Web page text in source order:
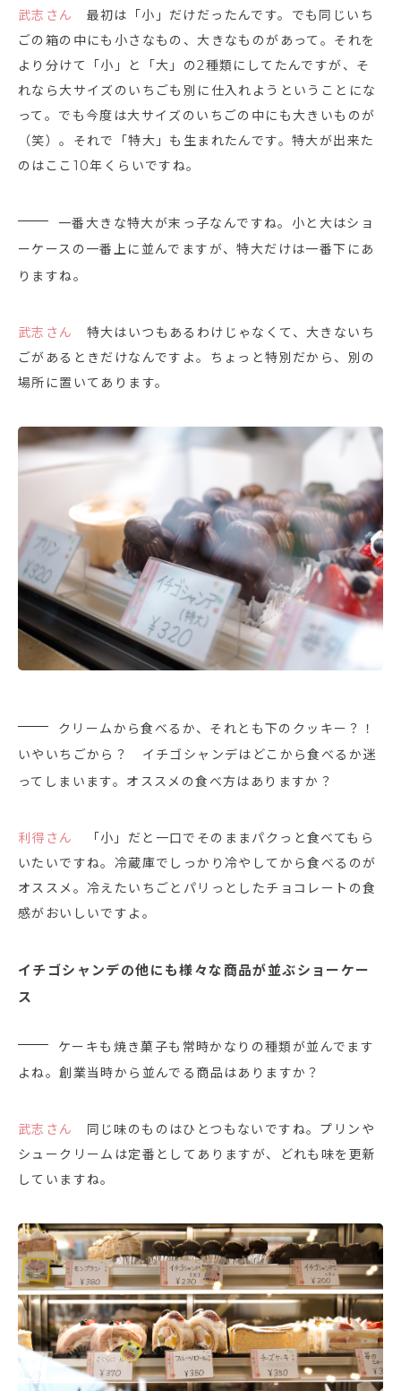
武志さん
最初は「小」だけだったんです。でも同じいち
ごの箱の中にも小さなもの、大きなものがあって。それを
より分けて「小」と「大」の2種類にしてたんですが、そ
れなら大サイズのいちごも別に仕入れようということにな
って。でも今度は大サイズのいちごの中にも大きいものが
（笑）。それで「特大」も生まれたんです。特大が出来た
のはここ10年くらいですね。
一番大きな特大が末っ子なんですね。小と大はショ
ーケースの一番上に並んでますが、特大だけは一番下にあ
りますね。
武志さん
特大はいつもあるわけじゃなくて、大きないち
ごがあるときだけなんですよ。ちょっと特別だから、別の
場所に置いてあります。
クリームから食べるか、それとも下のクッキー？！
いやいちごから？ イチゴシャンデはどこから食べるか迷
ってしまいます。オススメの食べ方はありますか？
利得さん
「小」だと一口でそのままパクっと食べてもら
いたいですね。冷蔵庫でしっかり冷やしてから食べるのが
オススメ。冷えたいちごとパリっとしたチョコレートの食
感がおいしいですよ。
イチゴシャンデの他にも様々な商品が並ぶショーケー
ス
ケーキも焼き菓子も常時かなりの種類が並んでます
よね。創業当時から並んでる商品はありますか？
武志さん
同じ味のものはひとつもないですね。プリンや
シュークリームは定番としてありますが、どれも味を更新
していますね。